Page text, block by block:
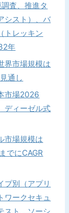
査、推進タ
シスト）、バ
トレッキン
年
界市場規模は
通し
市場2026
ディーゼル式
市場規模は
でにCAGR
プ別（アプリ
ワークセキュ